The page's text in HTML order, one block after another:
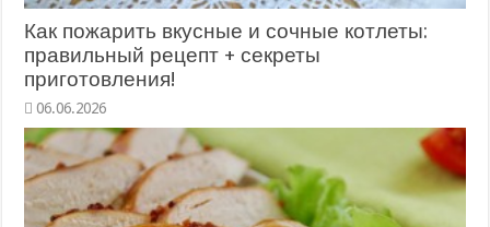
Как пожарить вкусные и сочные котлеты:
правильный рецепт + секреты
приготовления!
06.06.2026